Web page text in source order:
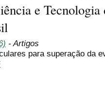
e Tecnologia
- Artigos
para superação da